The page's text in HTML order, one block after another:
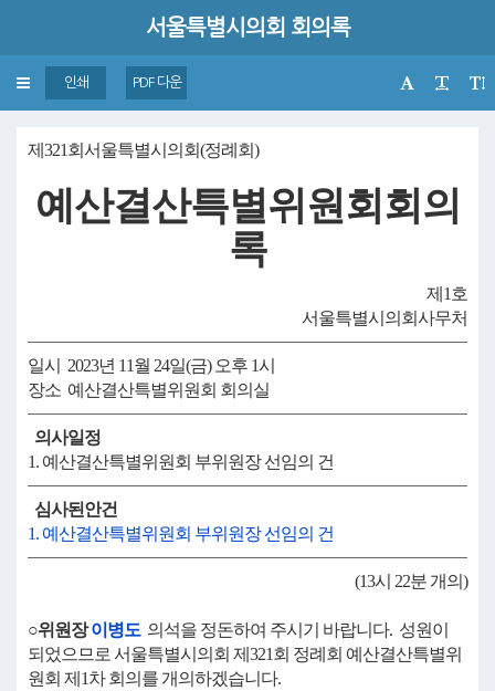
서울특별시의회 회의록
Toggle
navigation
인쇄 PDF 다운
제321회서울특별시의회(정례회)
예산결산특별위원회회의
록
제1호
서울특별시의회사무처
일시 2023년 11월 24일(금) 오후 1시
장소 예산결산특별위원회 회의실
의사일정
1. 예산결산특별위원회 부위원장 선임의 건
심사된안건
1. 예산결산특별위원회 부위원장 선임의 건
(13시 22분 개의)
○위원장이병도 의석을 정돈하여 주시기 바랍니다. 성원이
되었으므로 서울특별시의회 제321회 정례회 예산결산특별위
원회 제1차 회의를 개의하겠습니다.